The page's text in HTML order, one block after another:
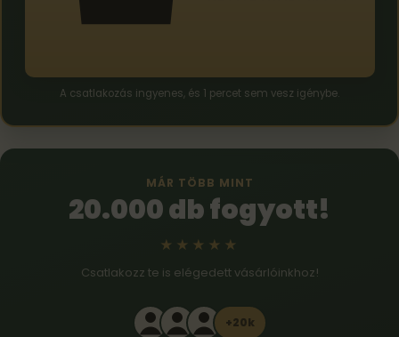
A csatlakozás ingyenes, és 1 percet sem vesz igénybe.
MÁR TÖBB MINT
20.000 db fogyott!
★★★★★
Csatlakozz te is elégedett vásárlóinkhoz!
+20k